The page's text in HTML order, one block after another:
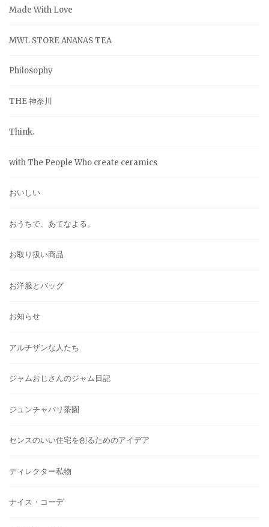
Made With Love
MWL STORE ANANAS TEA
Philosophy
THE 神奈川
Think.
with The People Who create ceramics
おいしい
おうちで、あてなよる。
お取り扱い商品
お洋服とバッグ
お知らせ
アルチザンな人たち
ジャムおじさんのジャム日記
ジュンチャバリ茶園
センスのいい住宅を創るためのアイデア
ディレクター私物
ナイス・コーデ